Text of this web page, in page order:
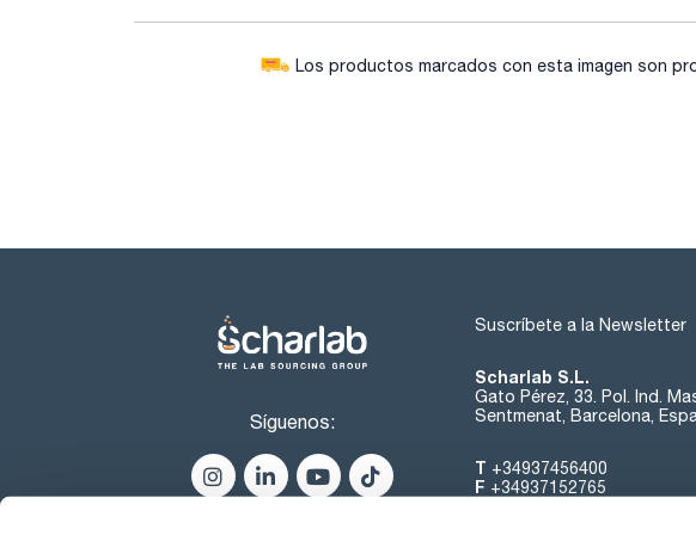
Los productos marcados con esta imagen son
Síguenos:
Suscríbete a la Newsletter
Scharlab S.L.
Gato Pérez, 33. Pol. Ind.
Sentmenat, Barcelona,
T +34937456400
F +34937152765